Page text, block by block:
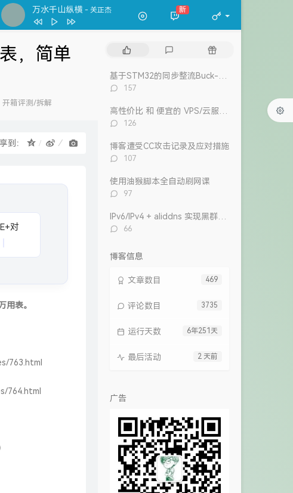
万水千山纵横 - 关正杰
一格格 卫兰
4 我的宣言 周柏豪
罗文
张国荣
古巨基
9
我们万岁
新
，简单
分
开箱评测/拆解
到：
用表。
763.html
764.html
文
章
评
随
评
数：
157
评
数：
126
博客遭受CC攻击记录及应对措施
评
数：
107
使用油猴脚本全自动刷网课
评
数：
97
评
66
博客信息
469
文章数目
3735
评论数目
6年251天
运行天数
2 天前
最后活动
广告